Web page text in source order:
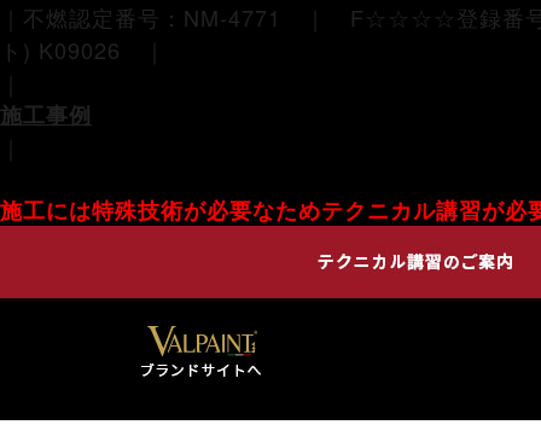
｜不燃認定番号：NM-4771 ｜ F☆☆☆☆登録番
ト) K09026 ｜
施工事例
施工には特殊技術が必要なためテクニカル講習が必